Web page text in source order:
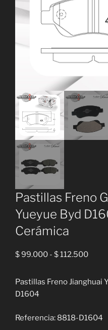
Pastillas Freno
Yueyue Byd
Cerámica
$99.000 - $112.500Rango
hasta
Pastillas Freno Jianghuai
D1604
Referencia: 8818-D1604